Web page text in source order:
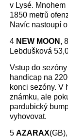
v Lysé.
1850 metrů
Navíc nastoupí
4 NEW MOON ,
Lebdušková
Vstup do
handicap na
konci sezóny. V
známku, ale
pardubický
vyhovovat.
5 AZARAX